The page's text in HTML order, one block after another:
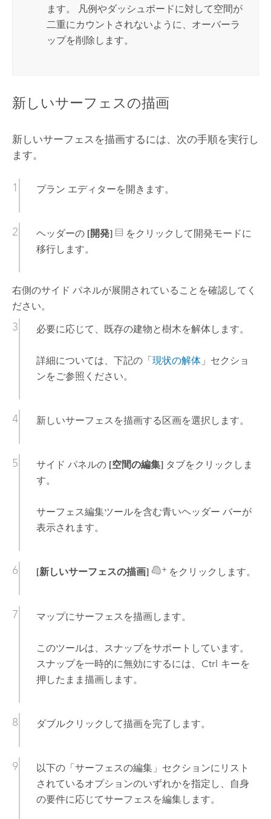
ます。 凡例やダッシュボードに対して空間が
二重にカウントされないように、オーバーラ
ップを削除します。
新しいサーフェスの描画
新しいサーフェスを描画するには、次の手順を実行し
ます。
プラン エディターを開きます。
ヘッダーの [開発]
をクリックして開発モードに
移行します。
右側のサイド パネルが展開されていることを確認してく
ださい。
必要に応じて、既存の建物と樹木を解体します。
詳細については、下記の「現状の解体」セクショ
ンをご参照ください。
新しいサーフェスを描画する区画を選択します。
サイド パネルの [空間の編集]タブをクリックしま
す。
サーフェス編集ツールを含む青いヘッダー バーが
表示されます。
[新しいサーフェスの描画] をクリックします。
マップにサーフェスを描画します。
このツールは、スナップをサポートしています。
スナップを一時的に無効にするには、
Ctrl キーを
押したまま描画します。
ダブルクリックして描画を完了します。
以下の「サーフェスの編集」セクションにリスト
されているオプションのいずれかを指定し、自身
の要件に応じてサーフェスを編集します。